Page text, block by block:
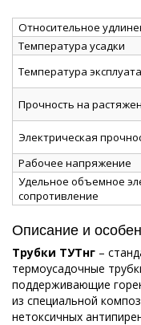
Относительное
Температура усадки
Температура
Прочность на
Электрическая
Рабочее напряжение
Удельное объемное
сопротивление
Описание и
Трубки ТУТнг –
термоусадочные
поддерживающие
из специальной
нетоксичных